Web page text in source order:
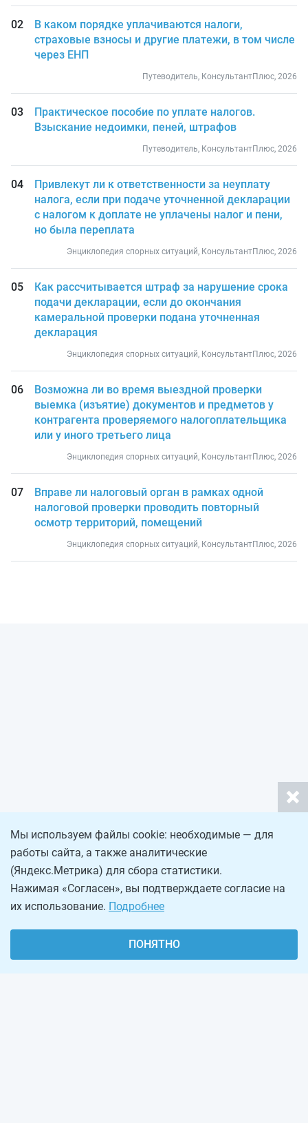
В каком порядке уплачиваются налоги,
страховые взносы и другие платежи, в том числе
через ЕНП
Путеводитель, КонсультантПлюс, 2026
Практическое пособие по уплате налогов.
Взыскание недоимки, пеней, штрафов
Путеводитель, КонсультантПлюс, 2026
Привлекут ли к ответственности за неуплату
налога, если при подаче уточненной декларации
с налогом к доплате не уплачены налог и пени,
но была переплата
Энциклопедия спорных ситуаций, КонсультантПлюс, 2026
Как рассчитывается штраф за нарушение срока
подачи декларации, если до окончания
камеральной проверки подана уточненная
декларация
Энциклопедия спорных ситуаций, КонсультантПлюс, 2026
Возможна ли во время выездной проверки
выемка (изъятие) документов и предметов у
контрагента проверяемого налогоплательщика
или у иного третьего лица
Энциклопедия спорных ситуаций, КонсультантПлюс, 2026
Вправе ли налоговый орган в рамках одной
налоговой проверки проводить повторный
осмотр территорий, помещений
Энциклопедия спорных ситуаций, КонсультантПлюс, 2026
Мы используем файлы cookie: необходимые — для
работы сайта, а также аналитические
(Яндекс.Метрика) для сбора статистики.
Нажимая «Согласен», вы подтверждаете согласие на
их использование. Подробнее
ПОНЯТНО